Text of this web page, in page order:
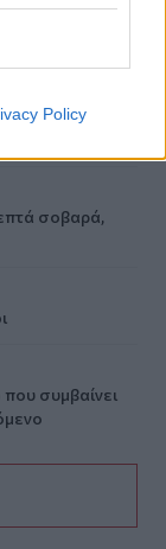
Policy
διακινητή
του
σοβαρά,
συμβαίνει